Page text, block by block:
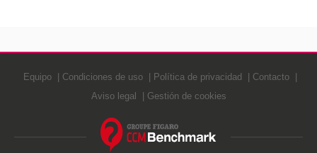
Equipo Condiciones de uso Política de privacidad
Contacto
Aviso legal
Gestión de cookies